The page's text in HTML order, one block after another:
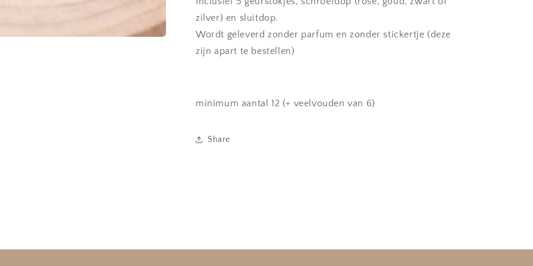
zilver) en sluitdop.
Wordt geleverd zonder parfum en zonder stickertje (deze
zijn apart te bestellen)
minimum aantal 12 (+ veelvouden van 6)
Share